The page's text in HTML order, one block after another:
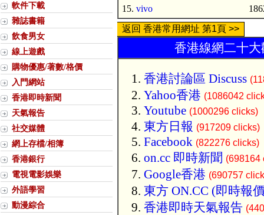
軟件下載
雜誌書籍
飲食男女
線上遊戲
購物優惠/著數/格價
入門網站
香港即時新聞
天氣報告
社交媒體
網上存檔/相簿
香港銀行
電視電影娛樂
外語學習
動漫綜合
15. vivo
返回 香港常用網址 第1頁 >>
香港線網二十
香港討論區 Discuss
Yahoo香港 (1086042
Youtube (1000296 clicks)
東方日報 (917209 clicks)
Facebook (822276 clicks)
on.cc 即時新聞 (698164
Google香港 (690757
東方 ON.CC (即時報
香港即時天氣報告